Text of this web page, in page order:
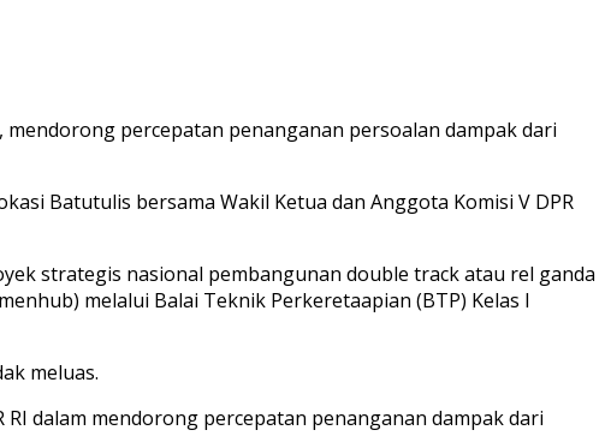
mendorong percepatan penanganan persoalan dampak dari
Batutulis bersama Wakil Ketua dan Anggota Komisi V DPR
strategis nasional pembangunan double track atau rel ganda
melalui Balai Teknik Perkeretaapian (BTP) Kelas I
meluas.
dalam mendorong percepatan penanganan dampak dari